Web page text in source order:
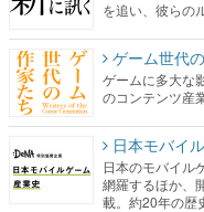
を追い、彼らの
ゲーム世代
ゲームに多大な
のコンテンツ産
日本モバイ
日本のモバイル
網羅するほか、
載。約20年の歴